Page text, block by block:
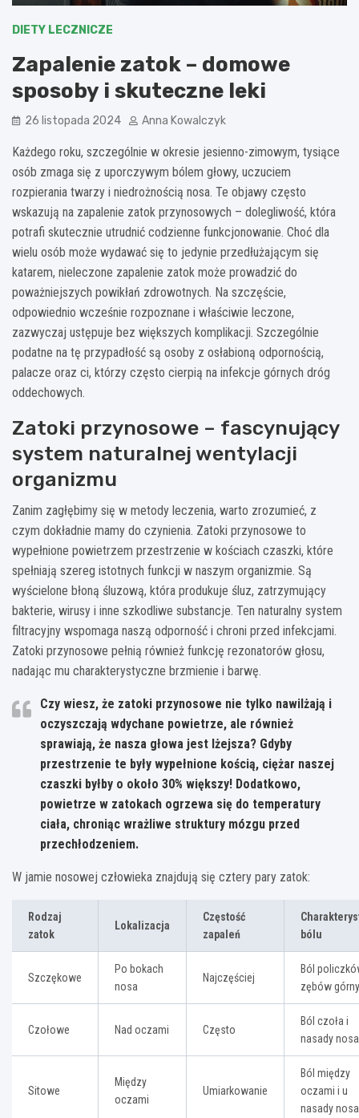
DIETY LECZNICZE
Zapalenie zatok – domowe
sposoby i skuteczne leki
26 listopada 2024 Anna Kowalczyk
Każdego roku, szczególnie w okresie jesienno-zimowym, tysiące
osób zmaga się z uporczywym bólem głowy, uczuciem
rozpierania twarzy i niedrożnością nosa. Te objawy często
wskazują na zapalenie zatok przynosowych – dolegliwość, która
potrafi skutecznie utrudnić codzienne funkcjonowanie. Choć dla
wielu osób może wydawać się to jedynie przedłużającym się
katarem, nieleczone zapalenie zatok może prowadzić do
poważniejszych powikłań zdrowotnych. Na szczęście,
odpowiednio wcześnie rozpoznane i właściwie leczone,
zazwyczaj ustępuje bez większych komplikacji. Szczególnie
podatne na tę przypadłość są osoby z osłabioną odpornością,
palacze oraz ci, którzy często cierpią na infekcje górnych dróg
oddechowych.
Zatoki przynosowe – fascynujący
system naturalnej wentylacji
organizmu
Zanim zagłębimy się w metody leczenia, warto zrozumieć, z
czym dokładnie mamy do czynienia. Zatoki przynosowe to
wypełnione powietrzem przestrzenie w kościach czaszki, które
spełniają szereg istotnych funkcji w naszym organizmie. Są
wyścielone błoną śluzową, która produkuje śluz, zatrzymujący
bakterie, wirusy i inne szkodliwe substancje. Ten naturalny system
filtracyjny wspomaga naszą odporność i chroni przed infekcjami.
Zatoki przynosowe pełnią również funkcję rezonatorów głosu,
nadając mu charakterystyczne brzmienie i barwę.
Czy wiesz, że zatoki przynosowe nie tylko nawilżają i
oczyszczają wdychane powietrze, ale również
sprawiają, że nasza głowa jest lżejsza? Gdyby
przestrzenie te były wypełnione kością, ciężar naszej
czaszki byłby o około 30% większy! Dodatkowo,
powietrze w zatokach ogrzewa się do temperatury
ciała, chroniąc wrażliwe struktury mózgu przed
przechłodzeniem.
W jamie nosowej człowieka znajdują się cztery pary zatok:
Rodzaj
zatok
Lokalizacja
Częstość
zapaleń
bólu
Szczękowe
Po bokach
nosa
Najczęściej
Ból
zębów
Czołowe Nad oczami Często
Ból czoła i
nasady nosa
Sitowe
Między
oczami
Umiarkowanie
Ból między
oczami i u
nasady nosa